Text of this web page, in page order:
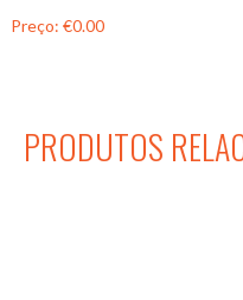
Preço: €0.00
PRODUTOS